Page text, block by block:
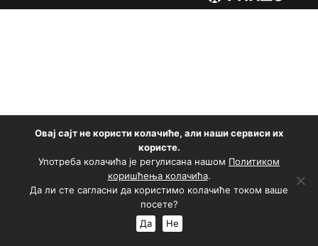
Овај сајт не користи колачиће, али наши сервиси их
користе.
Употреба колачића је регулисана нашом Политиком
коришћења колачића.
Да ли сте сагласни да користимо колачиће током ваше
посете?
Да
Не